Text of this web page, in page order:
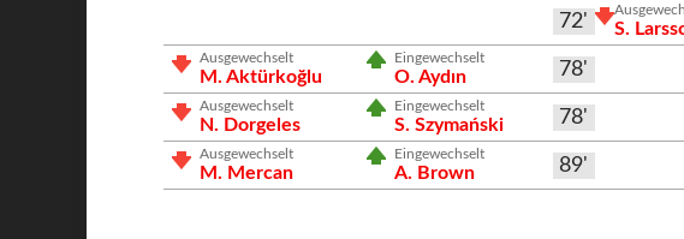
72' S.
Ausgewechselt
M. Aktürkoğlu
Eingewechselt
O. Aydın 78'
Ausgewechselt
N. Dorgeles
Eingewechselt
S. Szymański 78'
Ausgewechselt
M. Mercan
Eingewechselt
A. Brown 89'